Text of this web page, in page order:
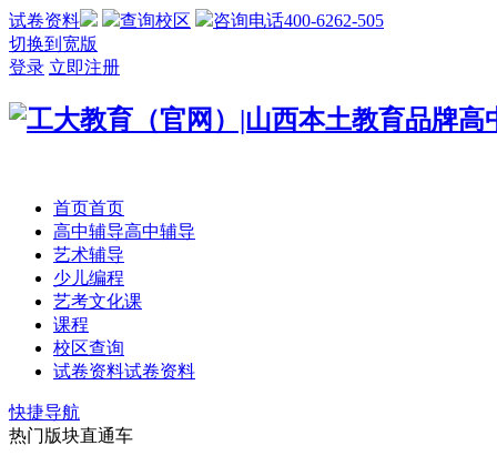
试卷资料 查询校区
咨询电话400-6262-505
切换到宽版
登录 立即注册
首页首页
高中辅导高中辅导
艺术辅导
少儿编程
艺考文化课
课程
校区查询
试卷资料试卷资料
快捷导航
热门版块直通车